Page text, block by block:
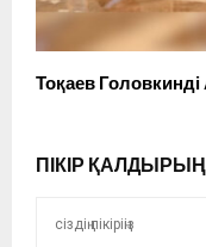
Тоқаев
ПІКІР